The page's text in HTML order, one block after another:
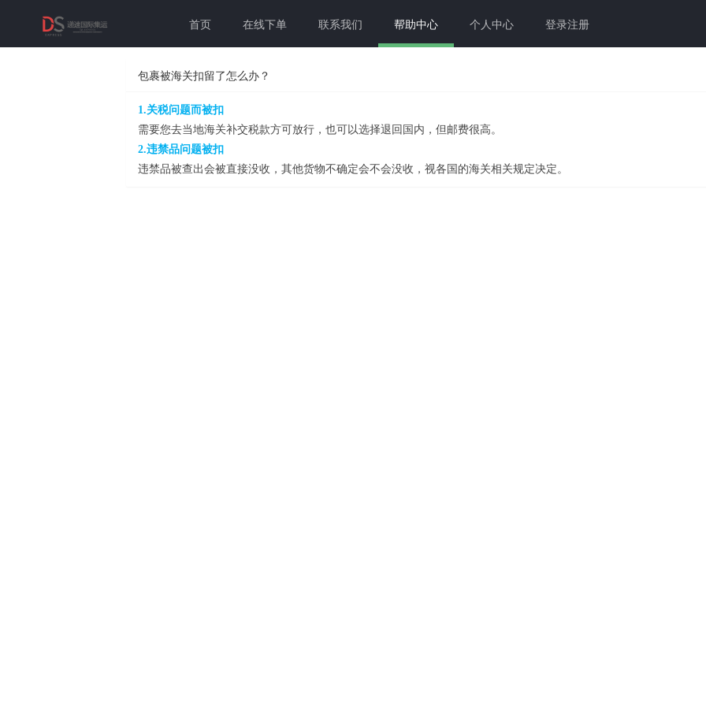
首页 在线下单 联系我们 帮助中心 个人中心 登录注册
包裹被海关扣留了怎么办？
1.关税问题而被扣
需要您去当地海关补交税款方可放行，也可以选择退回国内，但邮费很高。
2.违禁品问题被扣
违禁品被查出会被直接没收，其他货物不确定会不会没收，视各国的海关相关规定决定。